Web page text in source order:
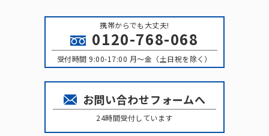
携帯からでも大丈夫!
0120-768-068
受付時間 9:00-17:00 月〜金（土日祝を除く）
お問い合わせフォームへ
24時間受付しています